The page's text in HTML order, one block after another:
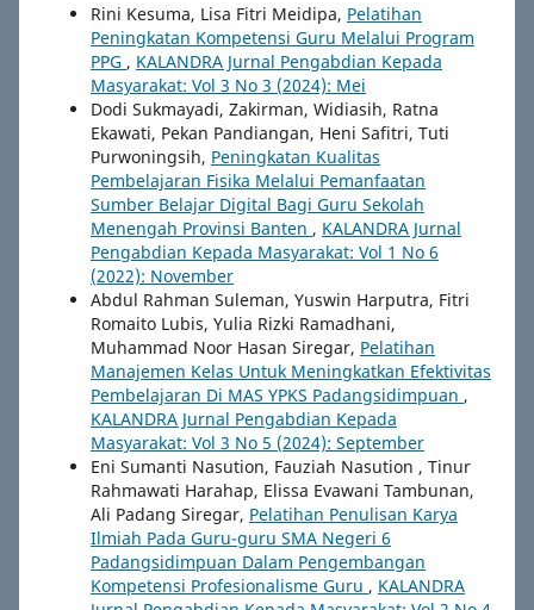
Rini Kesuma, Lisa Fitri Meidipa, Pelatihan
Peningkatan Kompetensi Guru Melalui Program
PPG , KALANDRA Jurnal Pengabdian Kepada
Masyarakat: Vol 3 No 3 (2024): Mei
Dodi Sukmayadi, Zakirman, Widiasih, Ratna
Ekawati, Pekan Pandiangan, Heni Safitri, Tuti
Purwoningsih, Peningkatan Kualitas
Pembelajaran Fisika Melalui Pemanfaatan
Sumber Belajar Digital Bagi Guru Sekolah
Menengah Provinsi Banten , KALANDRA Jurnal
Pengabdian Kepada Masyarakat: Vol 1 No 6
(2022): November
Abdul Rahman Suleman, Yuswin Harputra, Fitri
Romaito Lubis, Yulia Rizki Ramadhani,
Muhammad Noor Hasan Siregar, Pelatihan
Manajemen Kelas Untuk Meningkatkan Efektivitas
Pembelajaran Di MAS YPKS Padangsidimpuan ,
KALANDRA Jurnal Pengabdian Kepada
Masyarakat: Vol 3 No 5 (2024): September
Eni Sumanti Nasution, Fauziah Nasution , Tinur
Rahmawati Harahap, Elissa Evawani Tambunan,
Ali Padang Siregar, Pelatihan Penulisan Karya
Ilmiah Pada Guru-guru SMA Negeri 6
Padangsidimpuan Dalam Pengembangan
Kompetensi Profesionalisme Guru , KALANDRA